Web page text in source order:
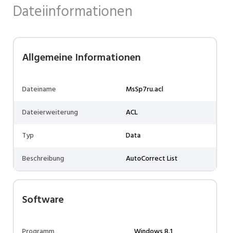
Dateiinformationen
Allgemeine Informationen
Dateiname
MsSp7ru.acl
Dateierweiterung
ACL
Typ
Data
Beschreibung
AutoCorrect List
Software